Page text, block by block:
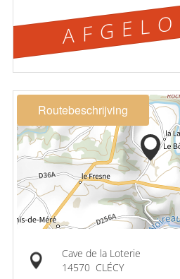
Routebeschrijving
Cave de la Loterie
14570 CLÉCY